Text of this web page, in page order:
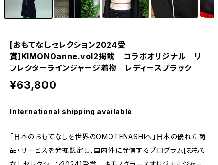
[おもてなしセレクション2024受
賞]KIMONOanne.vol2掲載 コラボオリジナル リ
フレクターラインジャージ着物 レディースブラック
¥63,800
International shipping available
「日本のおもてなしを世界のOMOTENASHIへ」日本の優れた商
品・サービスを発掘認定し、国内外に発信するプログラム[おもて